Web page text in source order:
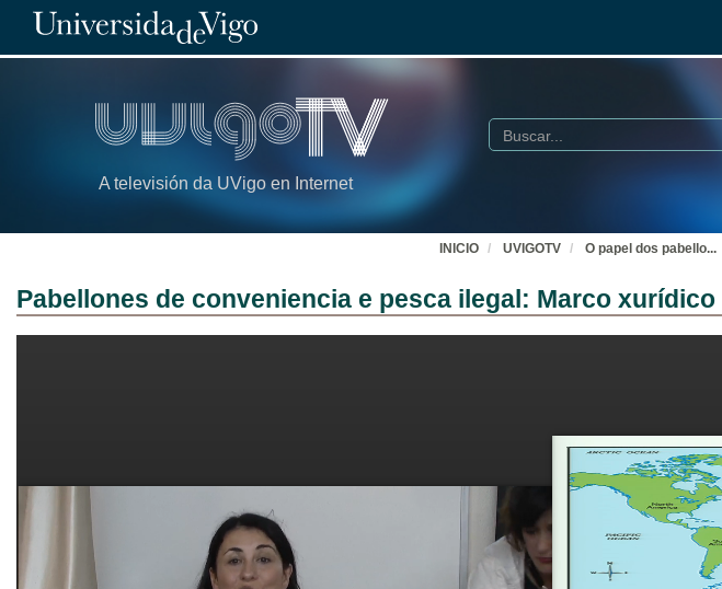
A televisión da UVigo en Internet
Buscar
INICIO UVIGOTV O papel dos pabello...
Pabellones de conveniencia e pesca ilegal: Marco